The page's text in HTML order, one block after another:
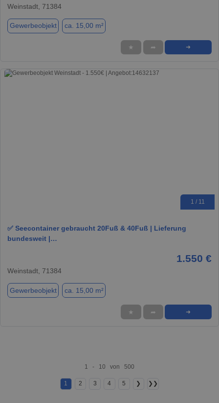
Weinstadt, 71384
Gewerbeobjekt ca. 15,00 m²
★ ➦ ➜
1 / 11
✅ Seecontainer gebraucht 20Fuß & 40Fuß | Lieferung
bundesweit |…
1.550 €
Weinstadt, 71384
Gewerbeobjekt ca. 15,00 m²
★ ➦ ➜
1 - 10 von 500
1 2 3 4 5 ❯ ❯❯